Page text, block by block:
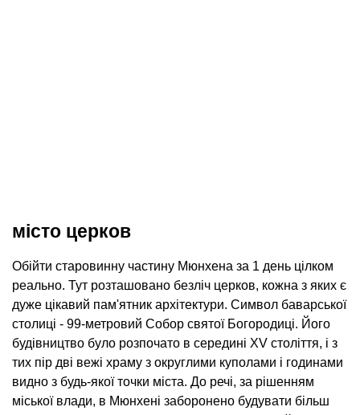
місто церков
Обійти старовинну частину Мюнхена за 1 день цілком
реально. Тут розташовано безліч церков, кожна з яких є
дуже цікавий пам'ятник архітектури. Символ баварської
столиці - 99-метровий Собор святої Богородиці. Його
будівництво було розпочато в середині XV століття, і з
тих пір дві вежі храму з округлими куполами і годинами
видно з будь-якої точки міста. До речі, за рішенням
міської влади, в Мюнхені заборонено будувати більш